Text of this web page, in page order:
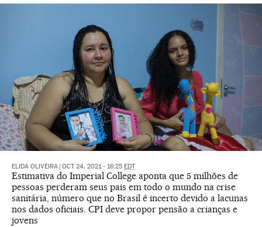
ELIDA OLIVEIRA OCT 24, 2021 - 16:25 EDT
Estimativa do Imperial College aponta que 5 milhões de
pessoas perderam seus pais em todo o mundo na crise
sanitária, número que no Brasil é incerto devido a lacunas
nos dados oficiais. CPI deve propor pensão a crianças e
jovens